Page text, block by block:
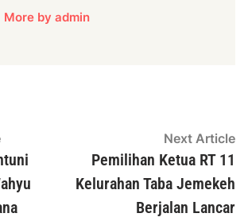
More by admin
Previous
article:
Next Article
Pemilihan Ketua RT 11
Kelurahan Taba Jemekeh
Berjalan Lancar